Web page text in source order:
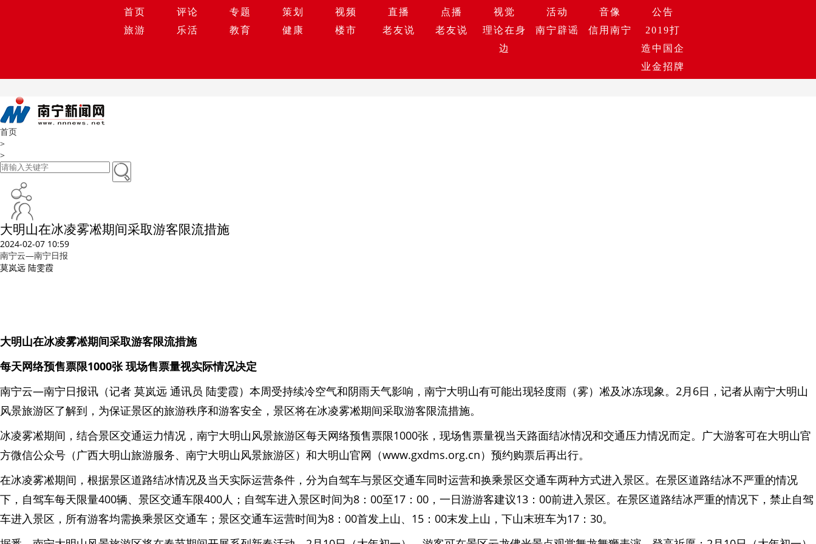
首页 评论 专题 策划 视频 直播 点播 视觉 活动 音像
公告
旅游
乐活 教育 健康 楼市 老友说 老友说
理论在身
边
南宁辟谣 信用南宁
2019打
造中国企
业金招牌
首页
>
>
大明山在冰凌雾凇期间采取游客限流措施
2024-02-07 10:59
南宁云—南宁日报
莫岚远 陆雯霞
大明山在冰凌雾凇期间采取游客限流措施
每天网络预售票限1000张 现场售票量视实际情况决定
南宁云—南宁日报讯（记者 莫岚远 通讯员 陆雯霞）本周受持续冷空气和阴雨天气影响，南宁大明山有可能出现轻度雨（雾）凇及冰冻现象。2月6日，记者从南宁大明山
风景旅游区了解到，为保证景区的旅游秩序和游客安全，景区将在冰凌雾凇期间采取游客限流措施。
冰凌雾凇期间，结合景区交通运力情况，南宁大明山风景旅游区每天网络预售票限1000张，现场售票量视当天路面结冰情况和交通压力情况而定。广大游客可在大明山官
方微信公众号（广西大明山旅游服务、南宁大明山风景旅游区）和大明山官网（www.gxdms.org.cn）预约购票后再出行。
在冰凌雾凇期间，根据景区道路结冰情况及当天实际运营条件，分为自驾车与景区交通车同时运营和换乘景区交通车两种方式进入景区。在景区道路结冰不严重的情况
下，自驾车每天限量400辆、景区交通车限400人；自驾车进入景区时间为8：00至17：00，一日游游客建议13：00前进入景区。在景区道路结冰严重的情况下，禁止自驾
车进入景区，所有游客均需换乘景区交通车；景区交通车运营时间为8：00首发上山、15：00末发上山，下山末班车为17：30。